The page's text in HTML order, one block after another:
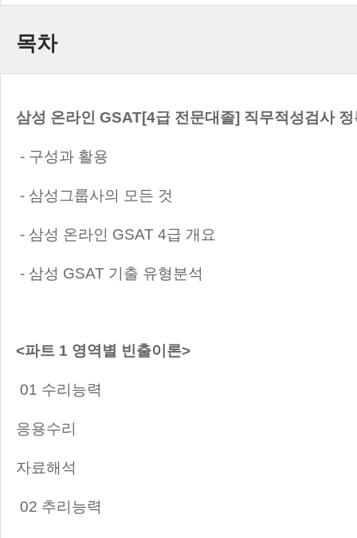
목차
삼성 온라인 GSAT[4급 전문대졸] 직무적성검사 정
- 구성과 활용
- 삼성그룹사의 모든 것
- 삼성 온라인 GSAT 4급 개요
- 삼성 GSAT 기출 유형분석
<파트 1 영역별 빈출이론>
01 수리능력
응용수리
자료해석
02 추리능력